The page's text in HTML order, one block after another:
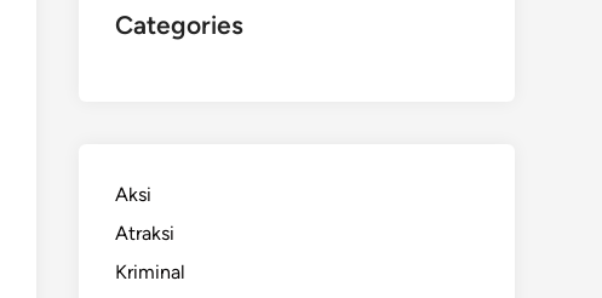
Categories
Aksi
Atraksi
Kriminal